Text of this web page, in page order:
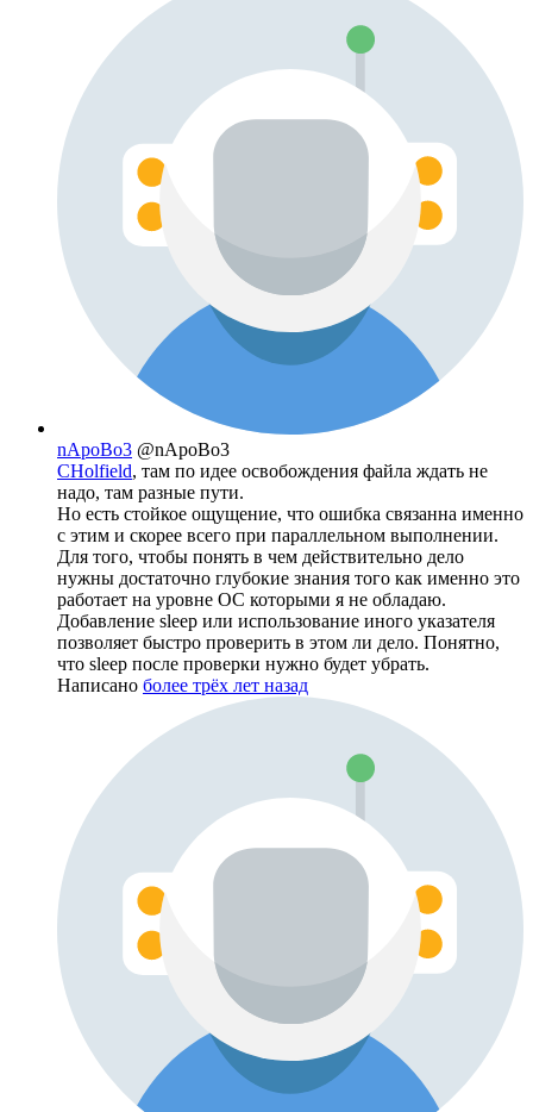
nApoBo3 @nApoBo3
CHolfield, там по идее освобождения файла ждать не
надо, там разные пути.
Но есть стойкое ощущение, что ошибка связанна именно
с этим и скорее всего при параллельном выполнении.
Для того, чтобы понять в чем действительно дело
нужны достаточно глубокие знания того как именно это
работает на уровне ОС которыми я не обладаю.
Добавление sleep или использование иного указателя
позволяет быстро проверить в этом ли дело. Понятно,
что sleep после проверки нужно будет убрать.
Написано более трёх лет назад